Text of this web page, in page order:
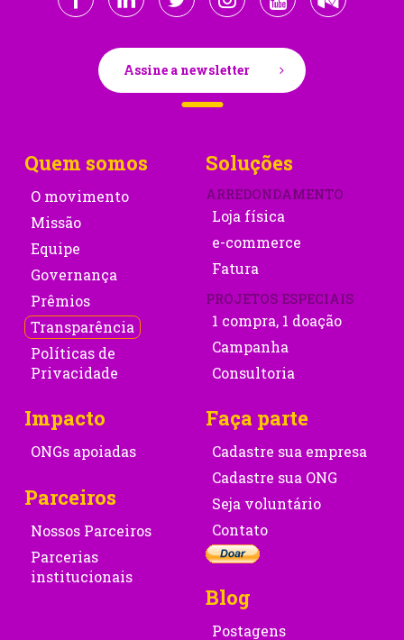
Assine a newsletter
Quem somos
O movimento
Missão
Equipe
Governança
Prêmios
Transparência
Políticas de
Privacidade
Soluções
ARREDONDAMENTO
Loja física
e-commerce
Fatura
PROJETOS ESPECIAIS
1 compra, 1 doação
Campanha
Consultoria
Impacto
ONGs apoiadas
Parceiros
Nossos Parceiros
Parcerias
institucionais
Faça parte
Cadastre sua empresa
Cadastre sua ONG
Seja voluntário
Contato
Blog
Postagens